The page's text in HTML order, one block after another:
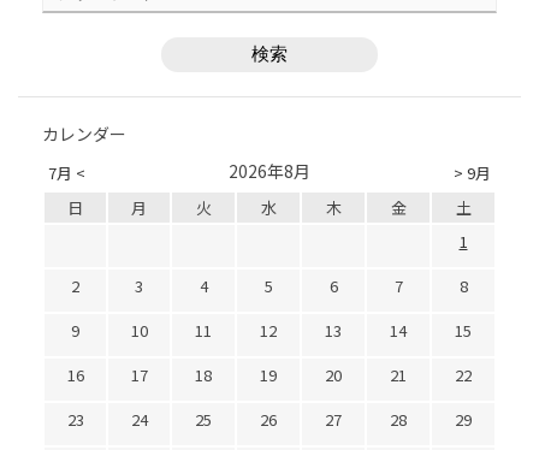
カレンダー
7月 < > 9月
2026年8月
日 月 火 水 木 金
土
1
2
3 4 5 6 7
8
9
10 11 12 13 14
15
16
17 18 19 20 21
22
23
24 25 26 27 28
29